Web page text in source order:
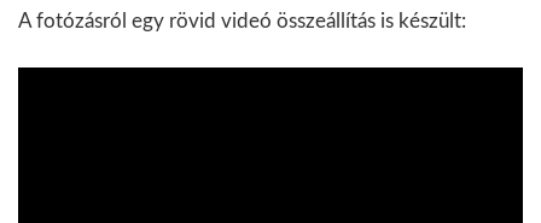
A fotózásról egy rövid videó összeállítás is készült: